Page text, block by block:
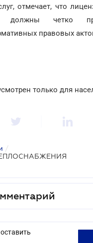
отмечает, что
должны четко
правовых
только для
/